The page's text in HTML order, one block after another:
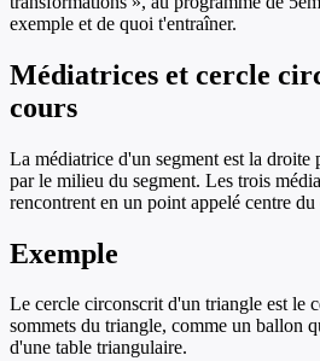
exemple et de quoi t'entraîner.
Médiatrices et cercle
cours
La médiatrice d'un segment est la droite
par le milieu du segment. Les trois
rencontrent en un point appelé centre
Exemple
Le cercle circonscrit d'un triangle est le
sommets du triangle, comme un ballon
d'une table triangulaire.